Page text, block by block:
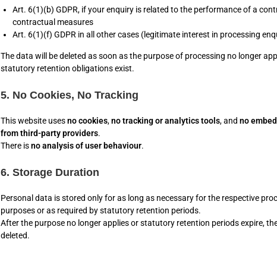
Art. 6(1)(b) GDPR, if your enquiry is related to the performance of a
contractual measures
Art. 6(1)(f) GDPR in all other cases (legitimate interest in processing
The data will be deleted as soon as the purpose of processing no longer
statutory retention obligations exist.
5. No Cookies, No Tracking
This website usesno cookies,no tracking or analytics tools, and no
from third-party providers.
There isno analysis of user behaviour.
6. Storage Duration
Personal data is stored only for as long as necessary for the respective
purposes or as required by statutory retention periods.
After the purpose no longer applies or statutory retention periods expire,
deleted.